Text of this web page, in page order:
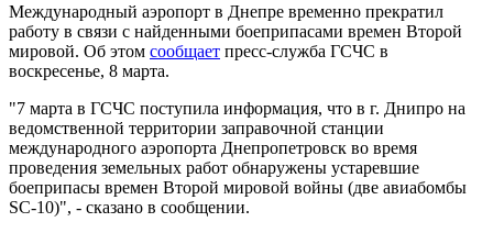
Международный аэропорт в Днепре временно прекратил
работу в связи с найденными боеприпасами времен Второй
мировой. Об этом сообщает пресс-служба ГСЧС в
воскресенье, 8 марта.
"7 марта в ГСЧС поступила информация, что в г. Днипро на
ведомственной территории заправочной станции
международного аэропорта Днепропетровск во время
проведения земельных работ обнаружены устаревшие
боеприпасы времен Второй мировой войны (две авиабомбы
SC-10)", - сказано в сообщении.